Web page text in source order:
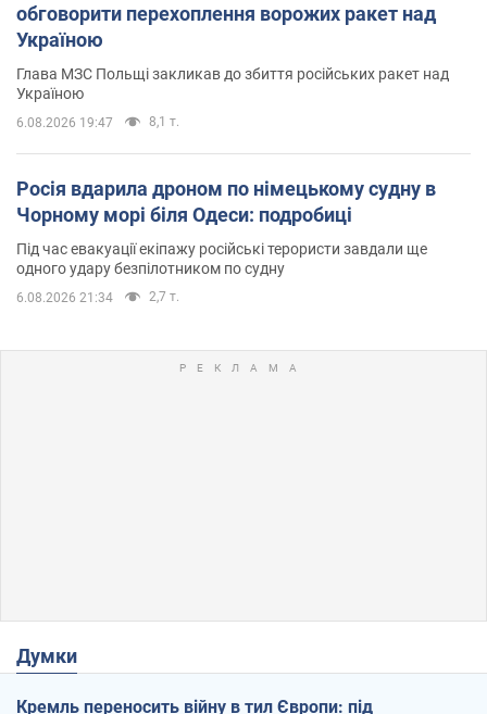
обговорити перехоплення ворожих ракет над
Україною
Глава МЗС Польщі закликав до збиття російських ракет над
Україною
6.08.2026 19:47 8,1 т.
Росія вдарила дроном по німецькому судну в
Чорному морі біля Одеси: подробиці
Під час евакуації екіпажу російські терористи завдали ще
одного удару безпілотником по судну
6.08.2026 21:34 2,7 т.
Думки
Кремль переносить війну в тил Європи: під